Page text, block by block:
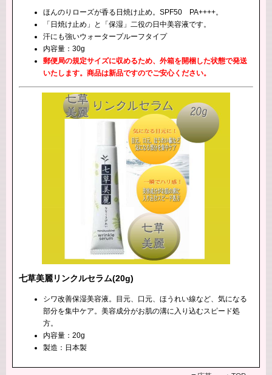
ほんのりローズが香る日焼け止め。SPF50 PA++++。
「日焼け止め」と「保湿」二役の日中美容液です。
汗にも強いウォータープルーフタイプ
内容量：30g
郵便局の規定サイズに収めるため、外箱を開梱した状態で発送
いたします。商品は新品ですのでご安心ください。
七草美麗リンクルセラム(20g)
シワ改善保湿美容液。目元、口元、ほうれい線など、気になる
部分を集中ケア。美容成分がお肌の溝に入り込むスピード処
方。
内容量：20g
製造：日本製